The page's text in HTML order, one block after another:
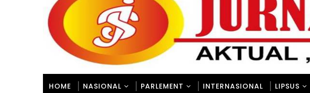
HOME NASIONAL PARLEMENT INTERNASIONAL LIPSUS